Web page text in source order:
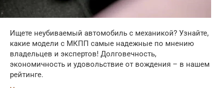
Ищете неубиваемый автомобиль с механикой? Узнайте,
какие модели с МКПП самые надежные по мнению
владельцев и экспертов! Долговечность,
экономичность и удовольствие от вождения – в нашем
рейтинге.